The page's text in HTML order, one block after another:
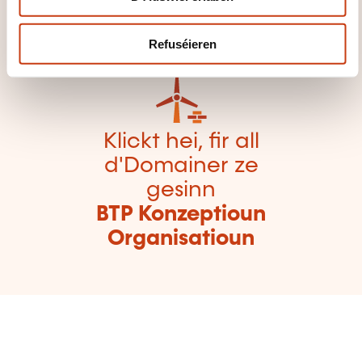
Refuséieren
Formatiounsdomain
er zeréckzegoen
Klickt hei, fir all
d'Domainer ze
gesinn
BTP Konzeptioun
Organisatioun